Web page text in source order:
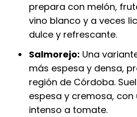
prepara con melón,
vino blanco y a veces
dulce y refrescante.
Salmorejo: Una
más espesa y densa,
región de Córdoba.
espesa y cremosa,
intenso a tomate.